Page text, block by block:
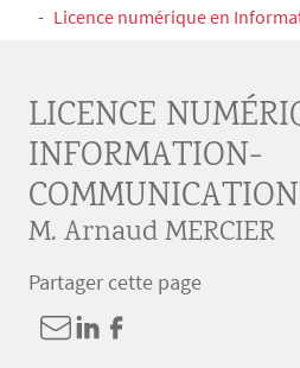
Licence numérique en
LICENCE
INFORMATION-
COMMUNICATION
M. Arnaud MERCIER
Partager cette page